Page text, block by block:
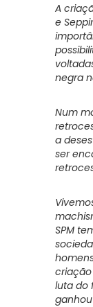
A
e
negra
Num
a
ser
SPM
luta do